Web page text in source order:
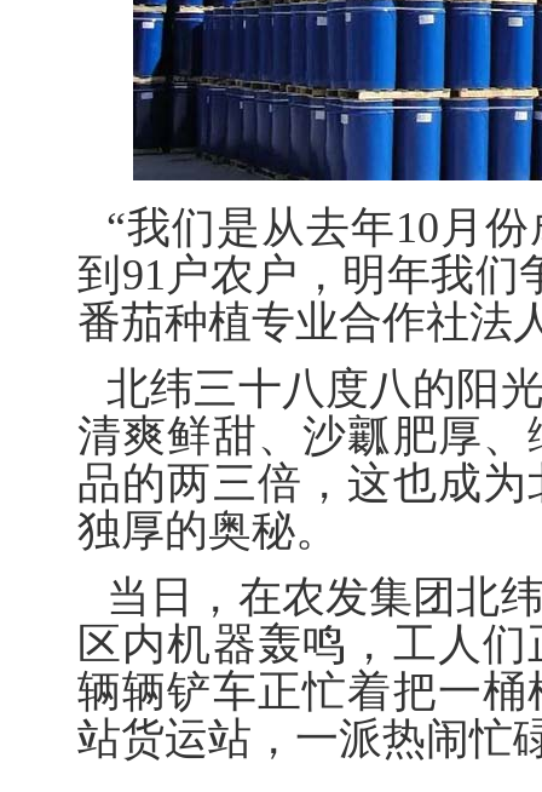
“我们是从去年10月
到91户农户，明年我们
番茄种植专业合作社法
北纬三十八度八的阳
清爽鲜甜、沙瓤肥厚
品的两三倍，这也成
独厚的奥秘。
当日，在农发集团北
区内机器轰鸣，工人
辆辆铲车正忙着把一
站货运站，一派热闹忙